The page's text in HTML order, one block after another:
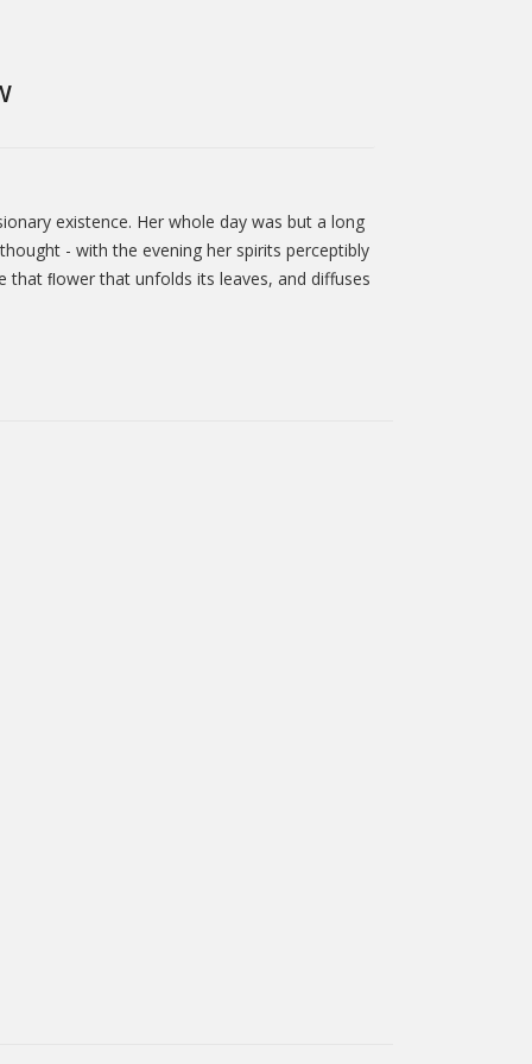
existence. Her whole day was but a long
- with the evening her spirits perceptibly
ﬂower that unfolds its leaves, and diffuses